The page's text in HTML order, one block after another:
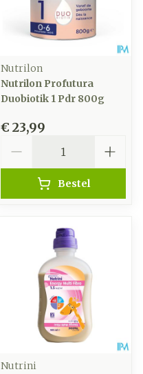
Nutrilon
Nutrilon Profutura
Duobiotik 1 Pdr 800g
€ 23,99
Bestel
Nutrini